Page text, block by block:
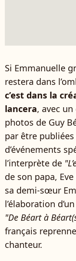
Si Emmanuelle
restera dans
c’est dans la
lancera, avec
photos de Guy
par être
d’événements
l’interprète de
de son papa,
sa demi-sœur
l’élaboration
"De Béart à
français
chanteur.